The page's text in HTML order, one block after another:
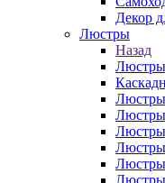
Декор
Люстры
Назад
Люстры
Люстры
Люстры
Люстры
Люстры
Люстры